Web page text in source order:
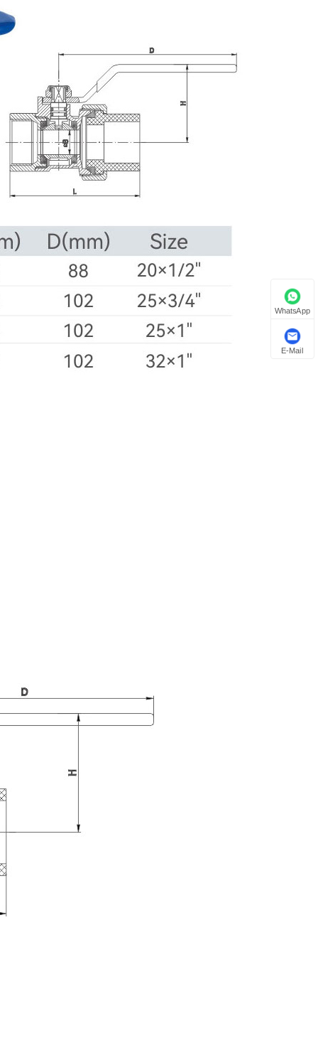
WhatsApp
E-Mail